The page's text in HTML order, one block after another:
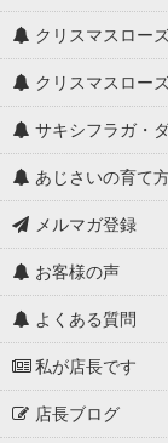
クリスマスロ
クリスマスロー
サキシフラガ・
あじさいの育て
メルマガ登録
お客様の声
よくある質問
私が店長です
店長ブログ